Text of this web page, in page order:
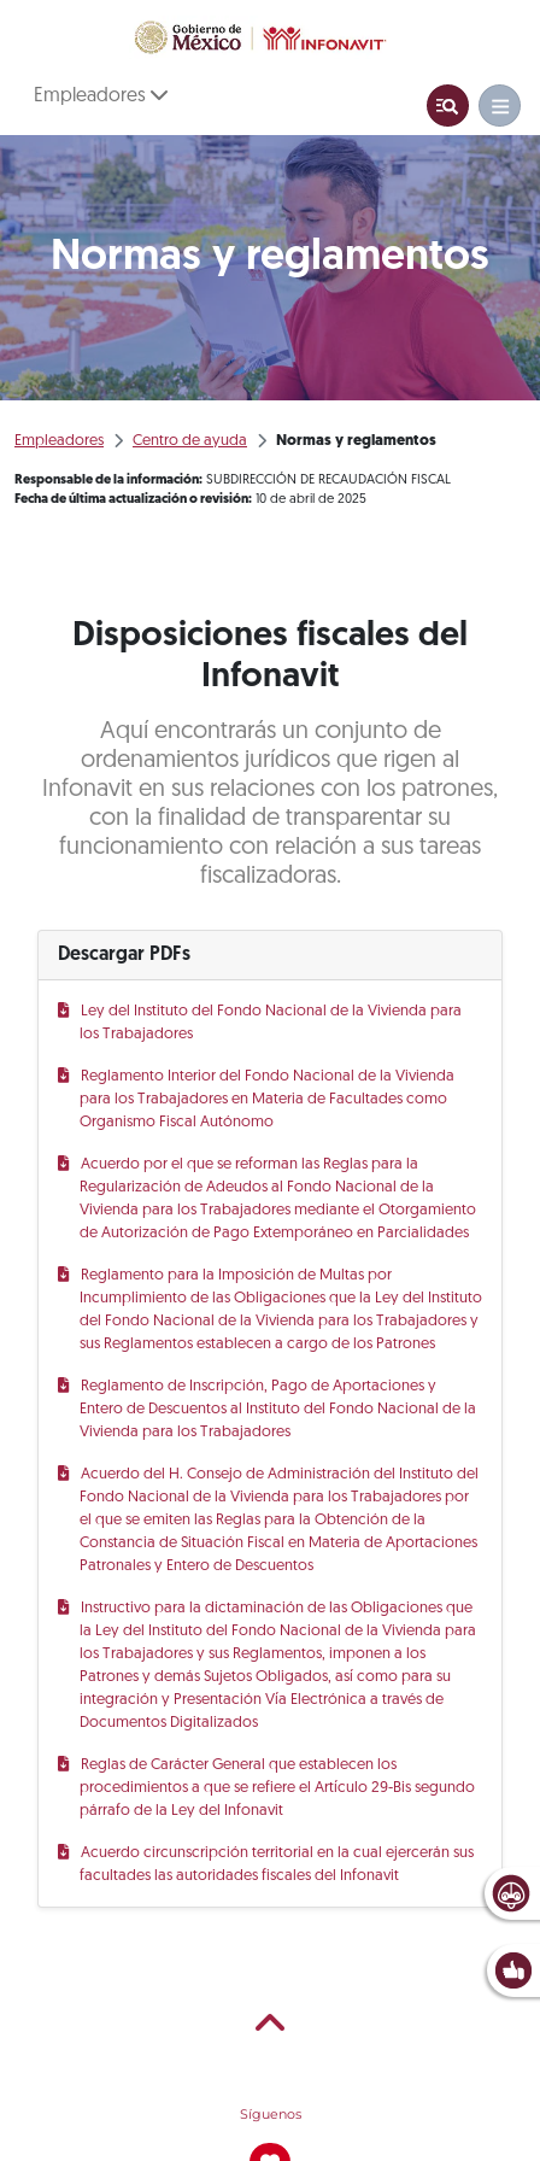
Empleadores
Normas y reglamentos
Empleadores Centro de ayuda Normas y reglamentos
Responsable de la información: SUBDIRECCIÓN DE RECAUDACIÓN FISCAL
Fecha de última actualización o revisión: 10 de abril de 2025
Disposiciones fiscales del
Infonavit
Aquí encontrarás un conjunto de
ordenamientos jurídicos que rigen al
Infonavit en sus relaciones con los patrones,
con la finalidad de transparentar su
funcionamiento con relación a sus tareas
fiscalizadoras.
Descargar PDFs
Ley del Instituto del Fondo Nacional de la Vivienda para
los Trabajadores
Reglamento Interior del Fondo Nacional de la Vivienda
para los Trabajadores en Materia de Facultades como
Organismo Fiscal Autónomo
Acuerdo por el que se reforman las Reglas para la
Regularización de Adeudos al Fondo Nacional de la
Vivienda para los Trabajadores mediante el Otorgamiento
de Autorización de Pago Extemporáneo en Parcialidades
Reglamento para la Imposición de Multas por
Incumplimiento de las Obligaciones que la Ley del Instituto
del Fondo Nacional de la Vivienda para los Trabajadores y
sus Reglamentos establecen a cargo de los Patrones
Reglamento de Inscripción, Pago de Aportaciones y
Entero de Descuentos al Instituto del Fondo Nacional de la
Vivienda para los Trabajadores
Acuerdo del H. Consejo de Administración del Instituto del
Fondo Nacional de la Vivienda para los Trabajadores por
el que se emiten las Reglas para la Obtención de la
Constancia de Situación Fiscal en Materia de Aportaciones
Patronales y Entero de Descuentos
Instructivo para la dictaminación de las Obligaciones que
la Ley del Instituto del Fondo Nacional de la Vivienda para
los Trabajadores y sus Reglamentos, imponen a los
Patrones y demás Sujetos Obligados, así como para su
integración y Presentación Vía Electrónica a través de
Documentos Digitalizados
Reglas de Carácter General que establecen los
procedimientos a que se refiere el Artículo 29-Bis segundo
párrafo de la Ley del Infonavit
Acuerdo circunscripción territorial en la cual ejercerán sus
facultades las autoridades fiscales del Infonavit
Síguenos